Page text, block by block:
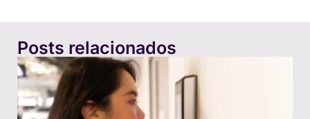
Posts relacionados